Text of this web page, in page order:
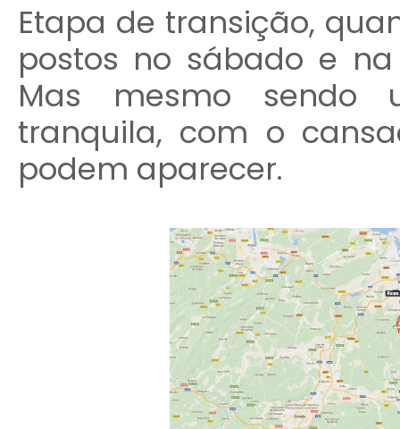
Etapa de transição,
postos no sábado e
Mas mesmo sendo
tranquila, com o
podem aparecer.